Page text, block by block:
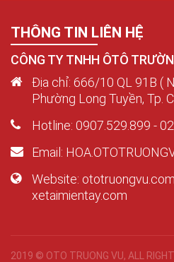
THÔNG TIN LIÊN HỆ
CÔNG TY TNHH ÔTÔ
Địa chỉ: 666/10 QL 91B (
Phường Long Tuyền, Tp.
Hotline: 0907.529.899 -
Email:
Website: ototruongvu.com
xetaimientay.com
2019 © OTO TRUONG VU, ALL